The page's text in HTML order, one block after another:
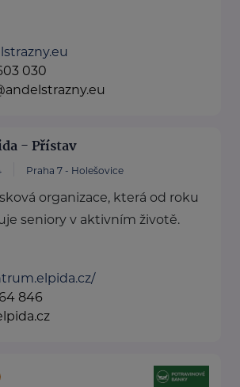
030
- Přístav
Praha 7 - Holešovice
organizace, která od roku
seniory v aktivním životě.
846